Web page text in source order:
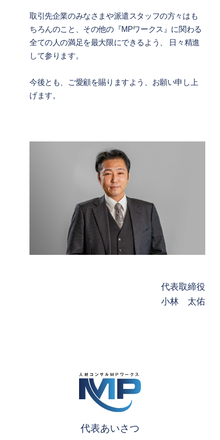
取引先企業のみなさまや派遣スタッフの方々はも
ちろんのこと、その他の『MPワークス』に関わる
全ての人の満足を最大限にできるよう、 日々精進
して参ります。
今後とも、ご愛顧を賜りますよう、お願い申し上
げます。
代表取締役
小林 太佑
代表あいさつ